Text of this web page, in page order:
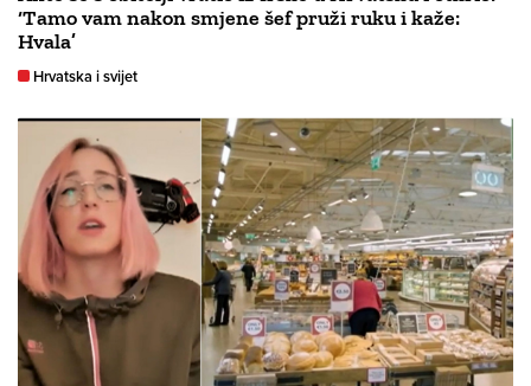
‘Tamo vam nakon smjene šef pruži ruku i kaže:
Hvala’
Hrvatska i svijet